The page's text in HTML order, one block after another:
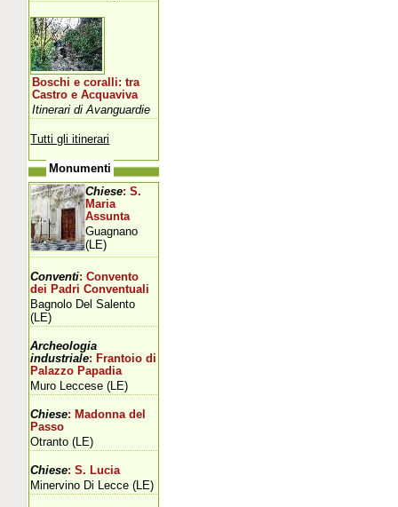
Boschi e coralli: tra
Castro e Acquaviva
Itinerari di Avanguardie
Tutti gli itinerari
Monumenti
Chiese: S.
Maria
Assunta
Guagnano
(LE)
Conventi: Convento
dei Padri Conventuali
Bagnolo Del Salento
(LE)
Archeologia
industriale: Frantoio di
Palazzo Papadia
Muro Leccese (LE)
Chiese: Madonna del
Passo
Otranto (LE)
Chiese: S. Lucia
Minervino Di Lecce (LE)